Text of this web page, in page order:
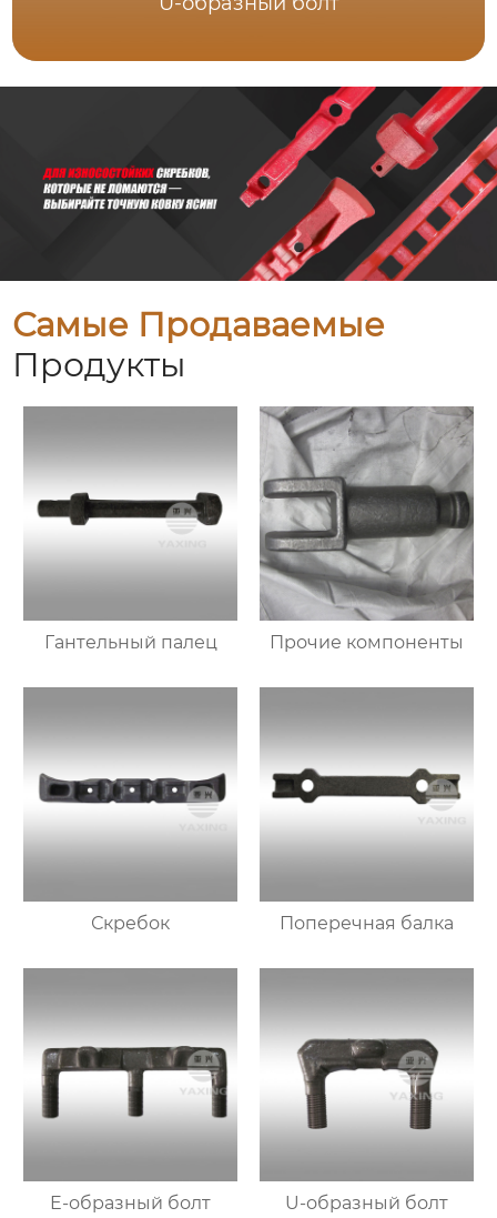
Самые Продаваемые
Продукты
Гантельный палец Прочие компоненты
Скребок Поперечная балка
E-образный болт U-образный болт